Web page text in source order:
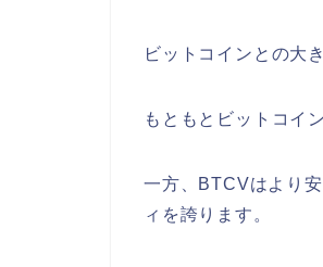
ビットコインとの大
もともとビットコイ
一方、BTCVはより
ィを誇ります。